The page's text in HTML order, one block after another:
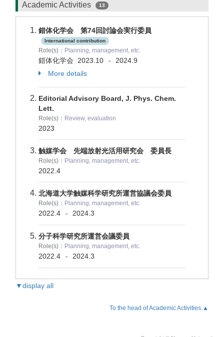
Academic Activities 13
錯体化学会 第74回討論会実行委員
International contribution
Role(s)： Planning, management, etc.
錯体化学会 2023.10 -
2024.9
More details
Editorial Advisory Board, J. Phys. Chem.
Lett.
Role(s)： Review, evaluation
2023
触媒学会 先端放射光活用研究会 委員長
Role(s)： Planning, management, etc.
2022.4
北海道大学触媒科学研究所運営協議会委員
Role(s)： Planning, management, etc.
2022.4 - 2024.3
分子科学研究所運営会議委員
Role(s)： Planning, management, etc.
2022.4 - 2024.3
▼display all
To the head of Academic Activities.▲